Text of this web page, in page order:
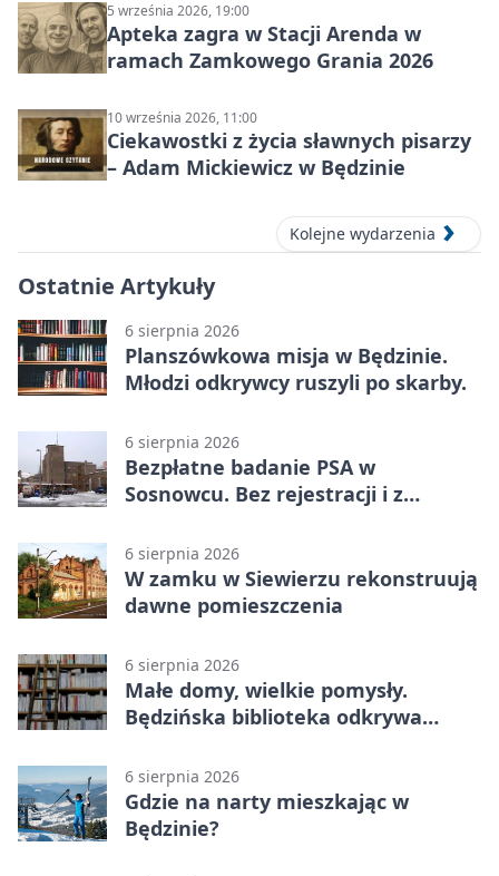
5 września 2026, 19:00
Apteka zagra w Stacji Arenda w
ramach Zamkowego Grania 2026
10 września 2026, 11:00
Ciekawostki z życia sławnych pisarzy
– Adam Mickiewicz w Będzinie
Kolejne wydarzenia
Ostatnie Artykuły
6 sierpnia 2026
Planszówkowa misja w Będzinie.
Młodzi odkrywcy ruszyli po skarby.
6 sierpnia 2026
Bezpłatne badanie PSA w
Sosnowcu. Bez rejestracji i z
6 sierpnia 2026
W zamku w Siewierzu rekonstruują
dawne pomieszczenia
6 sierpnia 2026
Małe domy, wielkie pomysły.
Będzińska biblioteka odkrywa
6 sierpnia 2026
Gdzie na narty mieszkając w
Będzinie?